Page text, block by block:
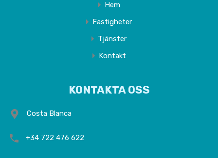
Hem
Fastigheter
Tjänster
Kontakt
KONTAKTA OSS
Costa Blanca
+34 722 476 622